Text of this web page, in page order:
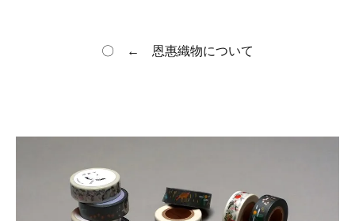
〇 ← 恩惠織物について